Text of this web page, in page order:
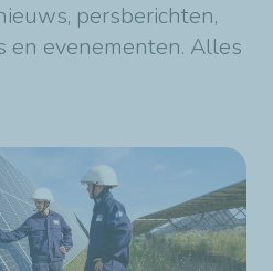
persberichten,
en evenementen. Alles